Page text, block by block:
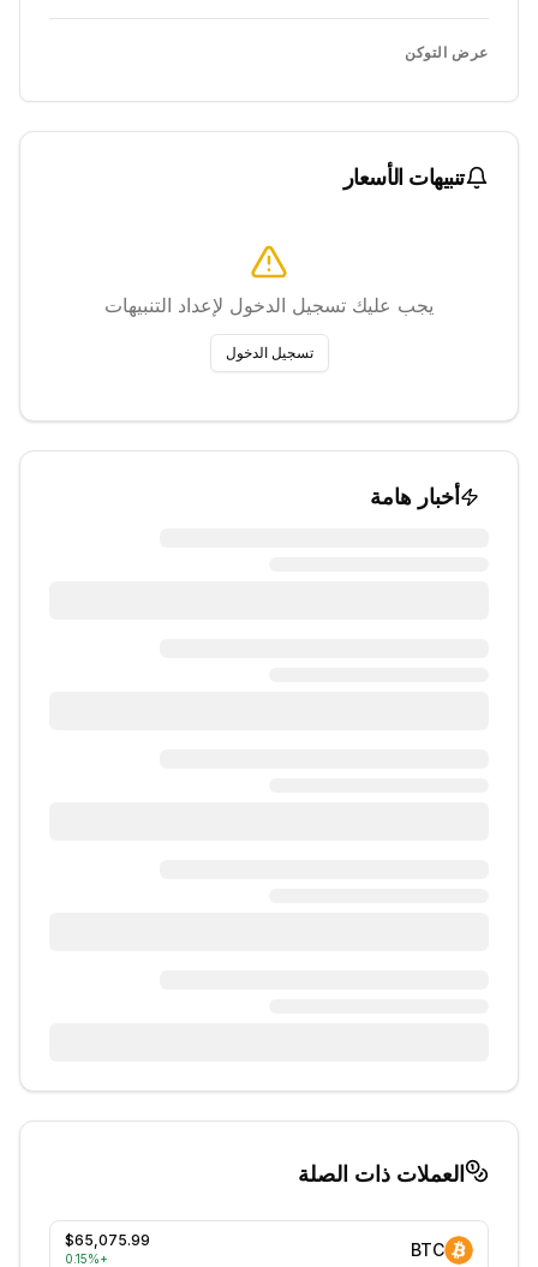
عرض التوكن
تنبيهات الأسعار
يجب عليك تسجيل الدخول لإعداد التنبيهات
تسجيل الدخول
أخبار هامة
العملات ذات الصلة
BTC
$65,075.99
+
0.15%